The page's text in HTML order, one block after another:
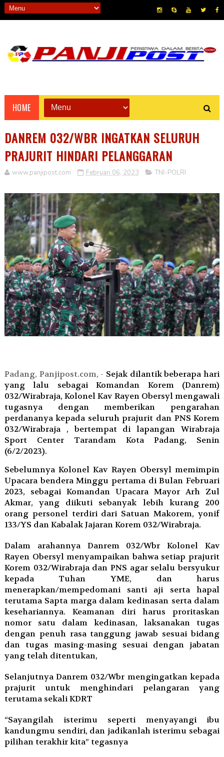
HOME
DANREM 032/WBR INGATKAN SELURUH
PRAJURIT HINDARI PELANGGARAN
www.panjipost.com Februari 06, 2023 TNI-POLRI
Padang, Panjipost.com, - Sejak dilantik beberapa hari
yang lalu sebagai Komandan Korem (Danrem)
032/Wirabraja, Kolonel Kav Rayen Obersyl mengawali
tugasnya dengan memberikan pengarahan
perdananya kepada seluruh prajurit dan PNS Korem
032/Wirabraja , bertempat di lapangan Wirabraja
Sport Center Tarandam Kota Padang, Senin
(6/2/2023).
Sebelumnya Kolonel Kav Rayen Obersyl memimpin
Upacara bendera Minggu pertama di Bulan Februari
2023, sebagai Komandan Upacara Mayor Arh Zul
Akmar, yang diikuti sebanyak lebih kurang 200
orang personel terdiri dari Satuan Makorem, yonif
133/YS dan Kabalak Jajaran Korem 032/Wirabraja.
Dalam arahannya Danrem 032/Wbr Kolonel Kav
Rayen Obersyl menyampaikan bahwa setiap prajurit
Korem 032/Wirabraja dan PNS agar selalu bersyukur
kepada Tuhan YME, dan harus
menerapkan/mempedomani santi aji serta hapal
terutama Sapta marga dalam kedinasan serta dalam
kesehariannya. Keamanan diri harus proritaskan
nomor satu dalam kedinasan, laksanakan tugas
dengan penuh rasa tanggung jawab sesuai bidang
dan tugas masing-masing sesuai dengan jabatan
yang telah ditentukan,
Selanjutnya Danrem 032/Wbr mengingatkan kepada
prajurit untuk menghindari pelangaran yang
terutama sekali KDRT
“Sayangilah isterimu seperti menyayangi ibu
kandungmu sendiri, dan jadikanlah isterimu sebagai
pilihan terakhir kita” tegasnya